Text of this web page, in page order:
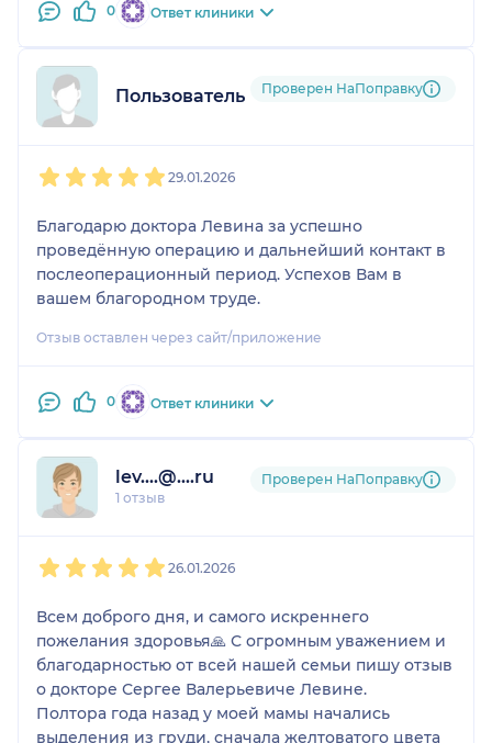
0 Ответ клиники
Пользователь НаПоправку
Проверен НаПоправку
29.01.2026
Благодарю доктора Левина за успешно
проведённую операцию и дальнейший контакт в
послеоперационный период. Успехов Вам в
вашем благородном труде.
Отзыв оставлен через сайт/приложение
0 Ответ клиники
lev....@....ru
1 отзыв
Проверен НаПоправку
26.01.2026
Всем доброго дня, и самого искреннего
пожелания здоровья🙏 С огромным уважением и
благодарностью от всей нашей семьи пишу отзыв
о докторе Сергее Валерьевиче Левине.
Полтора года назад у моей мамы начались
выделения из груди, сначала желтоватого цвета